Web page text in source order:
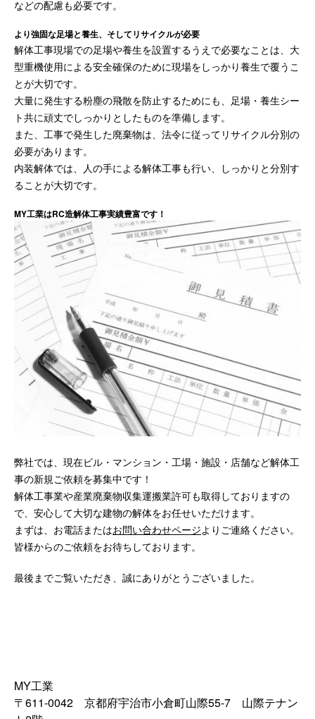
などの配慮も必要です。
より強固な足場と養生、そしてリサイクルが必要
解体工事現場での足場や養生を設置するうえで必要なことは、大
型重機使用による安全確保のために現場をしっかり養生で覆うこ
とが大切です。
大量に発生する粉塵の飛散を防止するためにも、足場・養生シー
ト共に頑丈でしっかりとしたものを準備します。
また、工事で発生した廃棄物は、法令に従ってリサイクル分別の
必要があります。
内装解体では、人の手による解体工事も行い、しっかりと分別す
ることが大切です。
MY工業はRC造解体工事実績豊富です！
弊社では、現在ビル・マンション・工場・施設・店舗など解体工
事の新規ご依頼を募集中です！
解体工事業や産業廃棄物収集運搬業許可も取得しておりますの
で、安心して大切な建物の解体をお任せいただけます。
まずは、お電話またはお問い合わせページよりご連絡ください。
皆様からのご依頼をお待ちしております。
最後までご覧いただき、誠にありがとうございました。
MY工業
〒611-0042 京都府宇治市小倉町山際55-7 山際テナン